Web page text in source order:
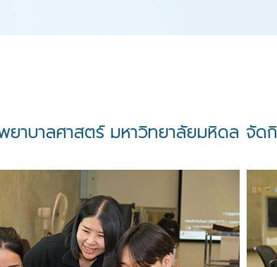
บาลศาสตร์ มหาวิทยาลัยมหิดล จัด